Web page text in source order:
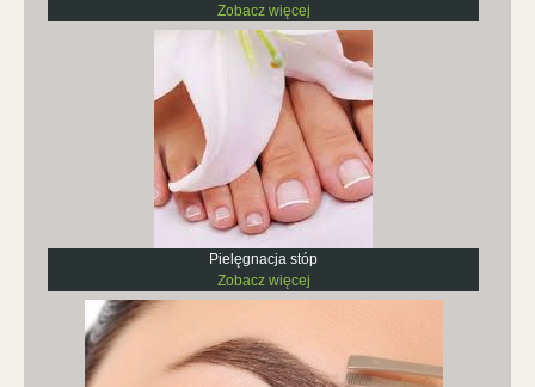
Zobacz więcej
Pielęgnacja stóp
Zobacz więcej